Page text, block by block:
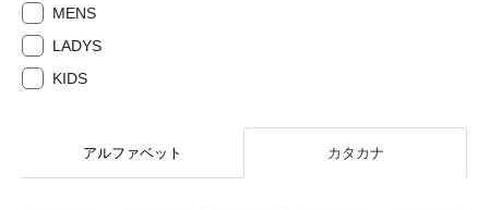
MENS
LADYS
KIDS
アルファベット カタカナ